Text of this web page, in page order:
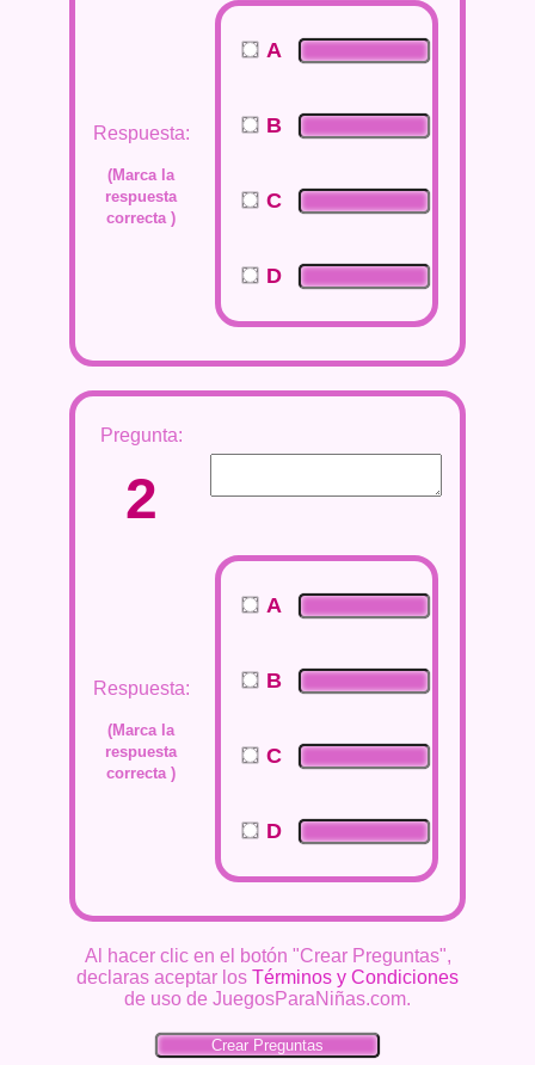
Respuesta:
(Marca la
respuesta
correcta )
A
B
C
D
Pregunta:
2
Respuesta:
(Marca la
respuesta
correcta )
A
B
C
D
Al hacer clic en el botón "Crear Preguntas",
declaras aceptar los Términos y Condiciones
de uso de JuegosParaNiñas.com.